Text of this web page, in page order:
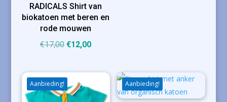
RADICALS Shirt van
biokatoen met beren en
rode mouwen
€17,00 Oorspronkelijke
was:
€17,00.
€12,00Huidige
is:
Aanbieding! Aanbieding!